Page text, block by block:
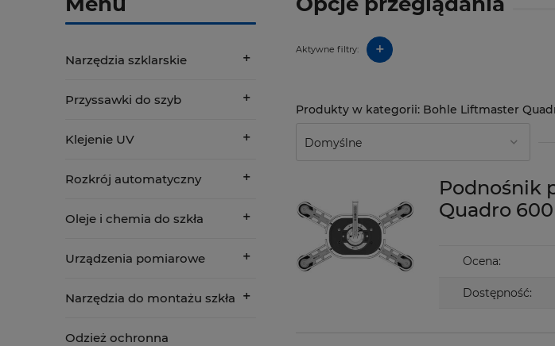
Narzędzia szklarskie
Przyssawki do szyb
Klejenie UV
Rozkrój automatyczny
Oleje i chemia do szkła
Urządzenia pomiarowe
Narzędzia do montażu szkła
Odzież ochronna
Aktywne filtry: +
Bohle Liftmaster
Podnośnik
Quadro
Ocena:
Dostępność: